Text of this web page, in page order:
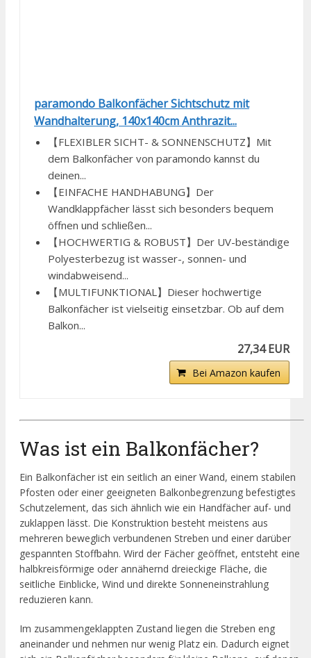
paramondo Balkonfächer Sichtschutz mit
Wandhalterung, 140x140cm Anthrazit...
【FLEXIBLER SICHT- & SONNENSCHUTZ】Mit
dem Balkonfächer von paramondo kannst du
deinen...
【EINFACHE HANDHABUNG】Der
Wandklappfächer lässt sich besonders bequem
öffnen und schließen...
【HOCHWERTIG & ROBUST】Der UV-beständige
Polyesterbezug ist wasser-, sonnen- und
windabweisend...
【MULTIFUNKTIONAL】Dieser hochwertige
Balkonfächer ist vielseitig einsetzbar. Ob auf dem
Balkon...
27,34 EUR
Bei Amazon kaufen
Was ist ein Balkonfächer?
Ein Balkonfächer ist ein seitlich an einer Wand, einem stabilen
Pfosten oder einer geeigneten Balkonbegrenzung befestigtes
Schutzelement, das sich ähnlich wie ein Handfächer auf- und
zuklappen lässt. Die Konstruktion besteht meistens aus
mehreren beweglich verbundenen Streben und einer darüber
gespannten Stoffbahn. Wird der Fächer geöffnet, entsteht eine
halbkreisförmige oder annähernd dreieckige Fläche, die
seitliche Einblicke, Wind und direkte Sonneneinstrahlung
reduzieren kann.
Im zusammengeklappten Zustand liegen die Streben eng
aneinander und nehmen nur wenig Platz ein. Dadurch eignet